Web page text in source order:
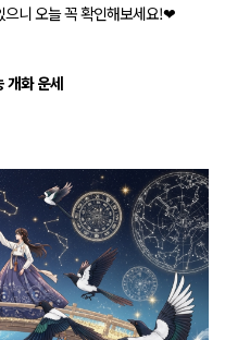
으니 오늘 꼭 확인해보세요!❤
개화 운세